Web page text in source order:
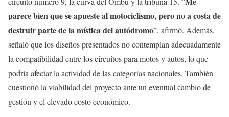
parece bien que se apueste al motociclismo, pero no a costa de
destruir parte de la mística del autódromo”, afirmó. Además,
señaló que los diseños presentados no contemplan adecuadamente
la compatibilidad entre los circuitos para motos y autos, lo que
podría afectar la actividad de las categorías nacionales. También
cuestionó la viabilidad del proyecto ante un eventual cambio de
gestión y el elevado costo económico.